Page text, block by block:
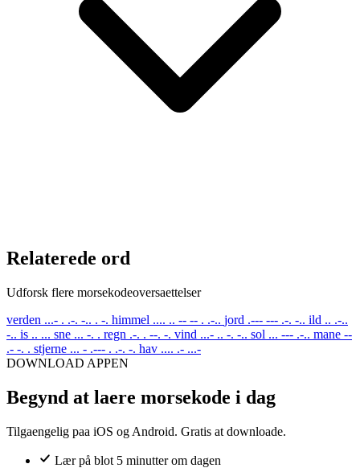
Relaterede ord
Udforsk flere morsekodeoversaettelser
verden ...- . .-. -.. . -. himmel .... .. -- -- . .-.. jord .--- --- .-. -.. ild .. .-..
-.. is .. ... sne ... -. . regn .-. . --. -. vind ...- .. -. -.. sol ... --- .-.. mane --
.- -. . stjerne ... - .--- . .-. -. hav .... .- ...-
DOWNLOAD APPEN
Begynd at laere morsekode i dag
Tilgaengelig paa iOS og Android. Gratis at downloade.
Lær på blot 5 minutter om dagen